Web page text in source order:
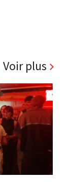
Voir plus